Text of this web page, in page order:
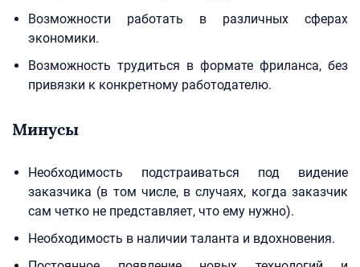
Возможности работать в различных сферах
экономики.
Возможность трудиться в формате фриланса, без
привязки к конкретному работодателю.
Минусы
Необходимость подстраиваться под видение
заказчика (в том числе, в случаях, когда заказчик
сам четко не представляет, что ему нужно).
Необходимость в наличии таланта и вдохновения.